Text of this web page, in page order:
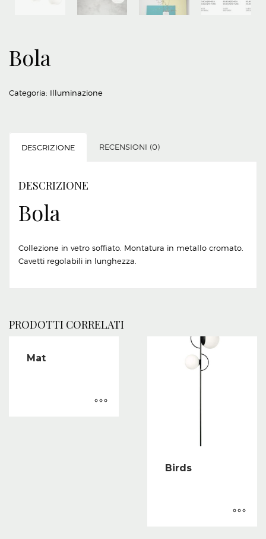
Bola
Categoria: Illuminazione
DESCRIZIONE RECENSIONI (0)
DESCRIZIONE
Bola
Collezione in vetro soffiato. Montatura in metallo cromato.
Cavetti regolabili in lunghezza.
PRODOTTI CORRELATI
Mat
Birds